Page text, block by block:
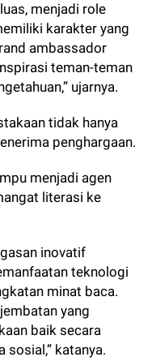
menjadi role
karakter yang
ambassador
teman-teman
ujarnya.
tidak hanya
penghargaan.
menjadi agen
literasi ke
inovatif
teknologi
minat baca.
yang
baik secara
sosial,” katanya.